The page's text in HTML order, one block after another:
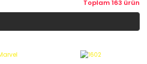
Toplam 163 ürün